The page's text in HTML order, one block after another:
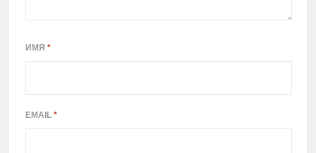
ИМЯ *
EMAIL *